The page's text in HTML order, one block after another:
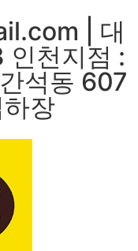
| 대
천지점 :
석동 607
장